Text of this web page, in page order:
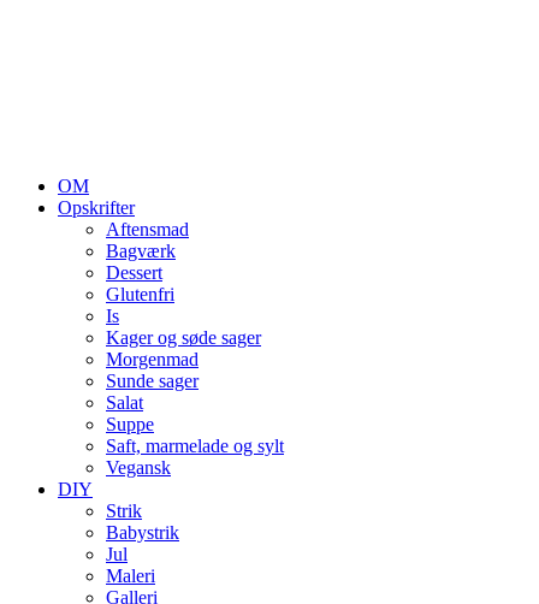
OM
Opskrifter
Aftensmad
Bagværk
Dessert
Glutenfri
Is
Kager og søde sager
Morgenmad
Sunde sager
Salat
Suppe
Saft, marmelade og sylt
Vegansk
DIY
Strik
Babystrik
Jul
Maleri
Galleri